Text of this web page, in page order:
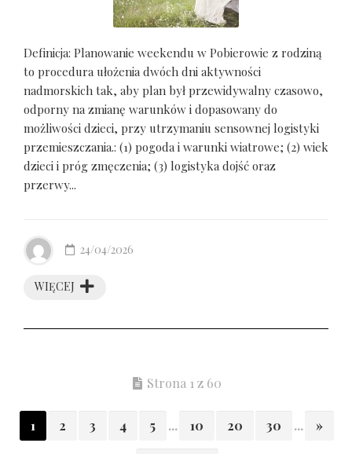
Definicja: Planowanie weekendu w Pobierowie z rodziną
to procedura ułożenia dwóch dni aktywności
nadmorskich tak, aby plan był przewidywalny czasowo,
odporny na zmianę warunków i dopasowany do
możliwości dzieci, przy utrzymaniu sensownej logistyki
przemieszczania.: (1) pogoda i warunki wiatrowe; (2) wiek
dzieci i próg zmęczenia; (3) logistyka dojść oraz
przerwy...
WIĘCEJ
24/04/2026
Strona 1 z 60
1 2 3 4 5 ... 10 20 30 ... »